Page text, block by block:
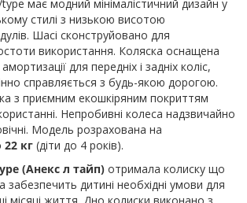
має модний мінімалістичний дизайн у
стилі з низькою висотою
Шасі сконструйовано для
використання. Коляска оснащена
для передніх і задніх коліс,
справляється з будь-якою дорогою.
з приємним екошкіряним покриттям
Непробивні колеса надзвичайно
Модель розрахована на
22 кг (діти до 4 років).
(Анекс л тайп) отримала колиску що
забезпечить дитині необхідні умови для